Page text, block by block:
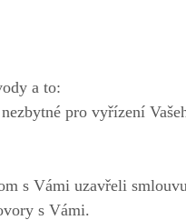
a to:
pro vyřízení
s Vámi uzavřeli
s Vámi.